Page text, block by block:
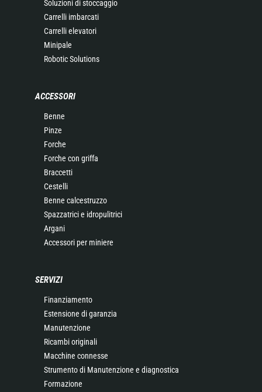
Soluzioni di stoccaggio
Carrelli imbarcati
Carrelli elevatori
Minipale
Robotic Solutions
ACCESSORI
Benne
Pinze
Forche
Forche con griffa
Braccetti
Cestelli
Benne calcestruzzo
Spazzatrici e idropulitrici
Argani
Accessori per miniere
SERVIZI
Finanziamento
Estensione di garanzia
Manutenzione
Ricambi originali
Macchine connesse
Strumento di Manutenzione e diagnostica
Formazione